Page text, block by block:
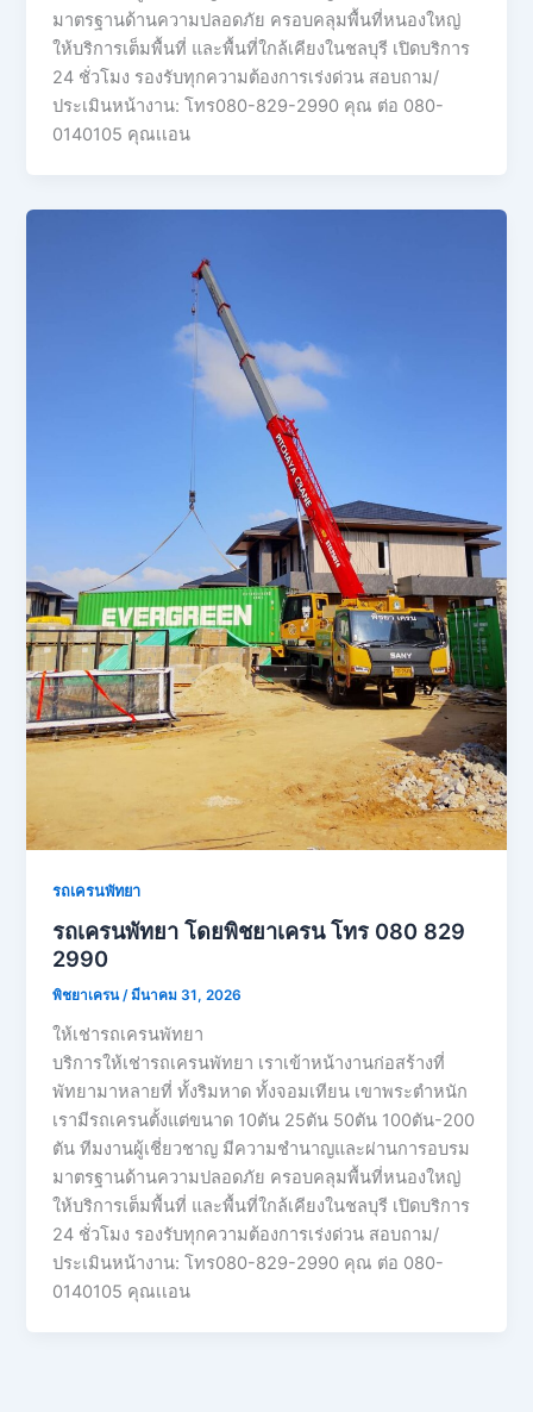
มาตรฐานด้านความปลอดภัย ครอบคลุมพื้นที่หนองใหญ่
ให้บริการเต็มพื้นที่ และพื้นที่ใกล้เคียงในชลบุรี เปิดบริการ
24 ชั่วโมง รองรับทุกความต้องการเร่งด่วน สอบถาม/
ประเมินหน้างาน: โทร080-829-2990 คุณ ต่อ 080-
0140105 คุณเเอน
รถเครนพัทยา
รถเครนพัทยา โดยพิชยาเครน โทร 080 829
2990
พิชยาเครน/มีนาคม 31, 2026
ให้เช่ารถเครนพัทยา
บริการให้เช่ารถเครนพัทยา เราเข้าหน้างานก่อสร้างที่
พัทยามาหลายที่ ทั้งริมหาด ทั้งจอมเทียน เขาพระตำหนัก
เรามีรถเครนตั้งแต่ขนาด 10ตัน 25ตัน 50ตัน 100ตัน-200
ตัน ทีมงานผู้เชี่ยวชาญ มีความชำนาญและผ่านการอบรม
มาตรฐานด้านความปลอดภัย ครอบคลุมพื้นที่หนองใหญ่
ให้บริการเต็มพื้นที่ และพื้นที่ใกล้เคียงในชลบุรี เปิดบริการ
24 ชั่วโมง รองรับทุกความต้องการเร่งด่วน สอบถาม/
ประเมินหน้างาน: โทร080-829-2990 คุณ ต่อ 080-
0140105 คุณเเอน